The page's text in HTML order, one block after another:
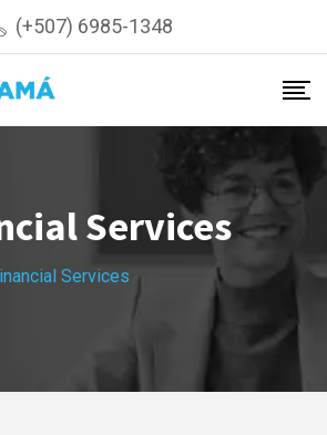
(+507) 6985-1348
Services
Services